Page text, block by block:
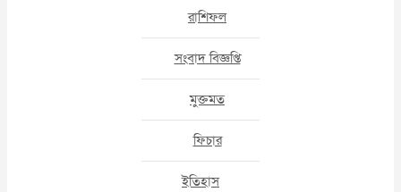
রাশিফল
সংবাদ বিজ্ঞপ্তি
মুক্তমত
ফিচার
ইতিহাস